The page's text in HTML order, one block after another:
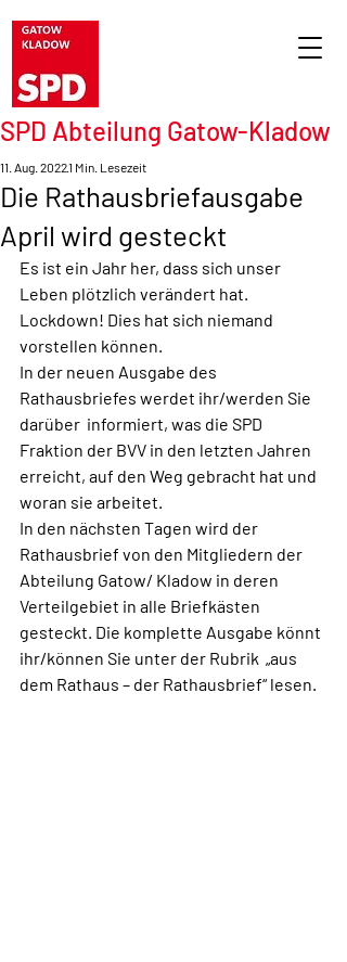
SPD Abteilung Gatow-Kladow
Die Rathausbriefausgabe
April wird gesteckt
11. Aug. 20221 Min. Lesezeit
Es ist ein Jahr her, dass sich unser
Leben plötzlich verändert hat.
Lockdown! Dies hat sich niemand
vorstellen können.
In der neuen Ausgabe des
Rathausbriefes werdet ihr/werden Sie
darüber  informiert, was die SPD
Fraktion der BVV in den letzten Jahren
erreicht, auf den Weg gebracht hat und
woran sie arbeitet.
In den nächsten Tagen wird der
Rathausbrief von den Mitgliedern der
Abteilung Gatow/ Kladow in deren
Verteilgebiet in alle Briefkästen
gesteckt. Die komplette Ausgabe könnt
ihr/können Sie unter der Rubrik  „aus
dem Rathaus – der Rathausbrief“ lesen.